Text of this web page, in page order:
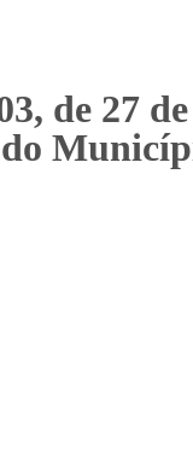
de 27